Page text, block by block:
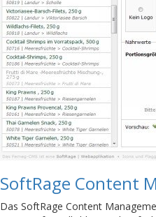
SoftRage Content
Das SoftRage Content